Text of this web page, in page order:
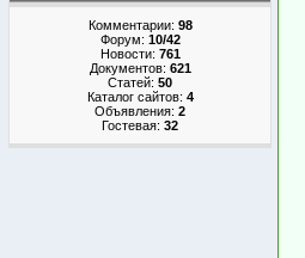
Комментарии: 98
Форум: 10/42
Новости: 761
Документов: 621
Статей: 50
Каталог сайтов: 4
Объявления: 2
Гостевая: 32